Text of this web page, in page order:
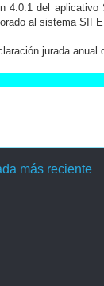
4.0.1 del aplicativo
al sistema
jurada anual
más reciente